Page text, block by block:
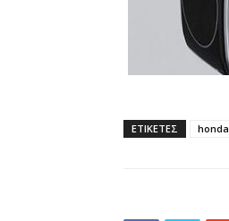
ΕΤΙΚΕΤΕΣ honda